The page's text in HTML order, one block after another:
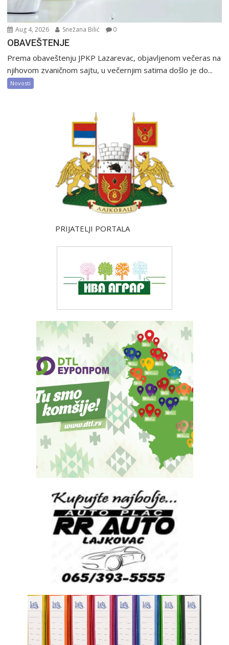
Aug 4, 2026 Snežana Bilić 0
OBAVEŠTENJE
Prema obaveštenju JPKP Lazarevac, objavljenom večeras na
njihovom zvaničnom sajtu, u večernjim satima došlo je do...
Novosti
PRIJATELJI PORTALA